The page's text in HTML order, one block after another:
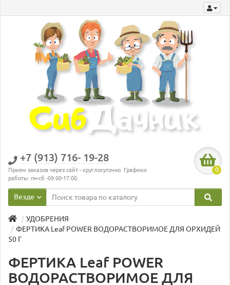
+7 (913) 716- 19-28
Прием заказов через сайт - круглосуточно. Графики
работы: пн-сб -09:00-17:00.
0
Везде
УДОБРЕНИЯ
ФЕРТИКА Leaf POWER ВОДОРАСТВОРИМОЕ ДЛЯ ОРХИДЕЙ
50 Г
ФЕРТИКА Leaf POWER
ВОДОРАСТВОРИМОЕ ДЛЯ